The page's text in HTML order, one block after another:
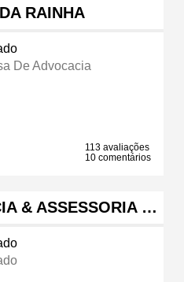
RAINHA
De Advocacia
113 avaliações
10 comentários
& ASSESSORIA …